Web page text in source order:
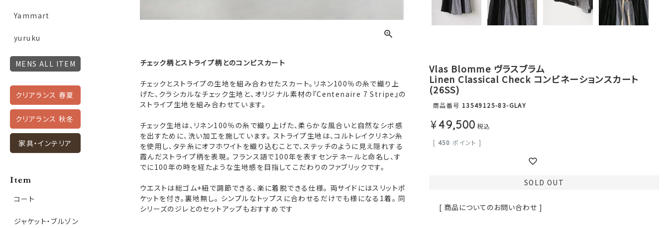
Yammart
yuruku
MENS ALL ITEM
クリアランス 春夏
クリアランス 秋冬
家具・インテリア
コート
ジャケット・ブルゾン
チェック柄とストライプ柄とのコンビスカート
チェックとストライプの生地を組み合わせたスカート。リネン100％の糸で織り上
げた、クラシカルなチェック生地と、オリジナル素材の『Centenaire 7 Stripe』の
ストライプ生地を組み合わせています。
チェック生地は、リネン100％の糸で織り上げた、柔らかな風合いと自然なシボ感
を出すために、洗い加工を施しています。 ストライプ生地は、コルトレイクリネン糸
を使用し、タテ糸にオフホワイトを織り込むことで、ステッチのように見え隠れする
霞んだストライプ柄を表現。 フランス語で100年を表すセンテネールと命名し、す
でに100年の時を経たような生地感を目指してこだわりのファブリックです。
ウエストは総ゴム+紐で調節できる、楽に着脱できる仕様。 両サイドにはスリットポ
ケットを付き。裏地無し。 シンプルなトップスに合わせるだけでも様になる1着。 同
シリーズのジレとのセットアップもおすすめです
Vlas Blomme ヴラスブラム
Linen Classical Check コンビネーションスカート
(26SS)
商品番号 13549125-83-GLAY
¥49,500 税込
[ 450 ポイント ]
SOLD OUT
[ 商品についてのお問い合わせ ]